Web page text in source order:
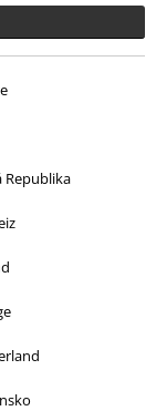
Republika